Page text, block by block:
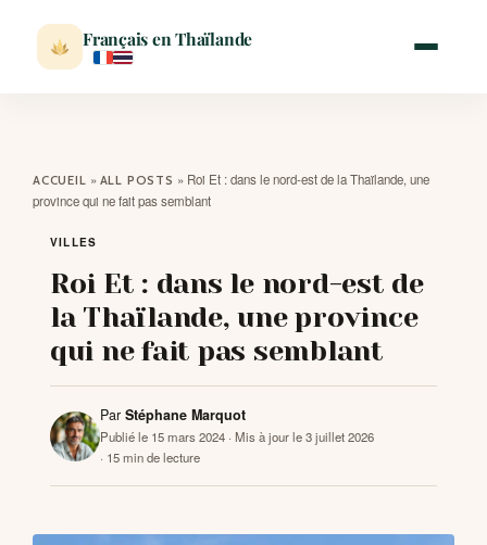
Français en Thaïlande
VISITER
MÉTÉO
EXPATRIATION
BLOG
ACCUEIL » ALL POSTS » Roi Et : dans le nord-est de la Thaïlande, une
province qui ne fait pas semblant
VILLES
Roi Et : dans le nord-est de
la Thaïlande, une province
qui ne fait pas semblant
Par Stéphane Marquot
Publié le 15 mars 2024 · Mis à jour le 3 juillet 2026
· 15 min de lecture